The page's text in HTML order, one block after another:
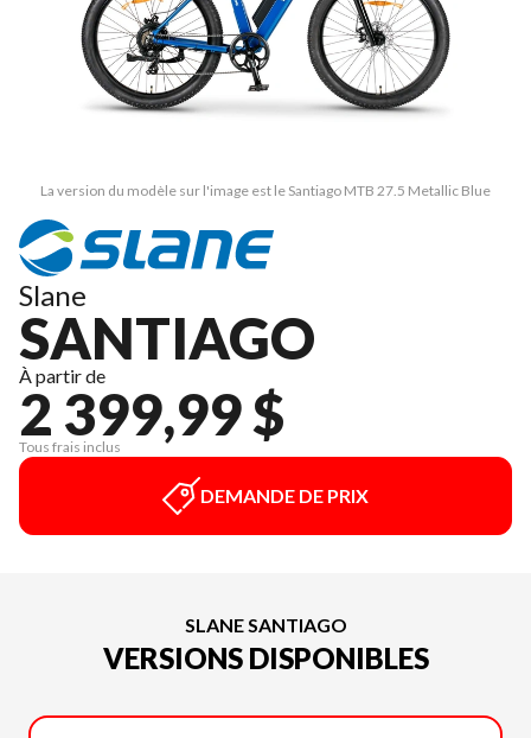
La version du modèle sur l'image est le Santiago MTB 27.5 Metallic Blue
Slane
SANTIAGO
À partir de
2 399,99 $
Tous frais inclus
DEMANDE DE PRIX
SLANE SANTIAGO
VERSIONS DISPONIBLES